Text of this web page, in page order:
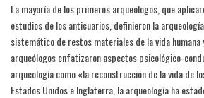
La mayoría de los primeros arqueólogos, que
estudios de los anticuarios, definieron la
sistemático de restos materiales de la vida
arqueólogos enfatizaron aspectos psicológico-
arqueología como «la reconstrucción de la vida de
Estados Unidos e Inglaterra, la arqueología ha